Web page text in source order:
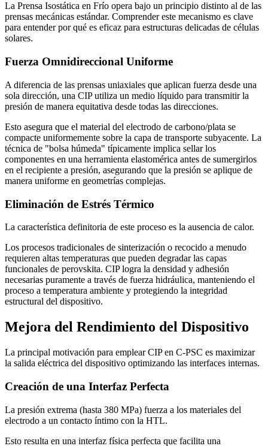
La Prensa Isostática en Frío opera bajo un principio distinto al de las
prensas mecánicas estándar. Comprender este mecanismo es clave
para entender por qué es eficaz para estructuras delicadas de células
solares.
Fuerza Omnidireccional Uniforme
A diferencia de las prensas uniaxiales que aplican fuerza desde una
sola dirección, una CIP utiliza un medio líquido para transmitir la
presión de manera equitativa desde todas las direcciones.
Esto asegura que el material del electrodo de carbono/plata se
compacte uniformemente sobre la capa de transporte subyacente. La
técnica de "bolsa húmeda" típicamente implica sellar los
componentes en una herramienta elastomérica antes de sumergirlos
en el recipiente a presión, asegurando que la presión se aplique de
manera uniforme en geometrías complejas.
Eliminación de Estrés Térmico
La característica definitoria de este proceso es la ausencia de calor.
Los procesos tradicionales de sinterización o recocido a menudo
requieren altas temperaturas que pueden degradar las capas
funcionales de perovskita. CIP logra la densidad y adhesión
necesarias puramente a través de fuerza hidráulica, manteniendo el
proceso a temperatura ambiente y protegiendo la integridad
estructural del dispositivo.
Mejora del Rendimiento del Dispositivo
La principal motivación para emplear CIP en C-PSC es maximizar
la salida eléctrica del dispositivo optimizando las interfaces internas.
Creación de una Interfaz Perfecta
La presión extrema (hasta 380 MPa) fuerza a los materiales del
electrodo a un contacto íntimo con la HTL.
Esto resulta en una interfaz física perfecta que facilita una